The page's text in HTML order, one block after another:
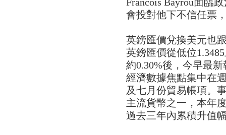
Francois Bayrou面臨
會投對他下不信任票
英鎊匯價兌換美元也
英鎊匯價從低位
約0.30%後，今早最
經濟數據焦點集中在
及七月份貿易帳項。
主流貨幣之一，本年
過去三年內累積升值